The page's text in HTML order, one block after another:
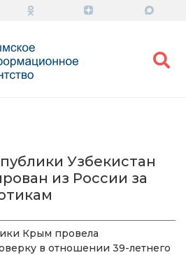
Узбекистан
из России за
Крым провела
в отношении 39-летнего